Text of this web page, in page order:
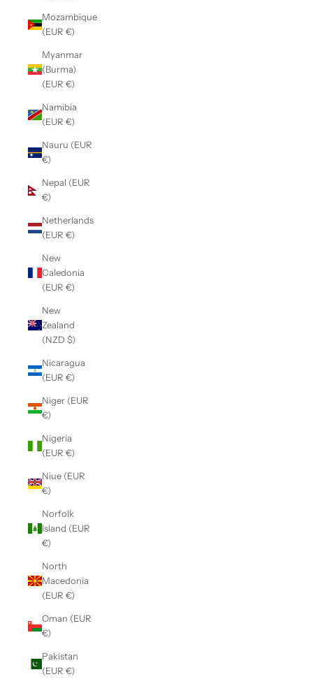
Mozambique
(EUR €)
Myanmar
(Burma)
(EUR €)
Namibia
(EUR €)
Nauru (EUR
€)
Nepal (EUR
€)
Netherlands
(EUR €)
New
Caledonia
(EUR €)
New
Zealand
(NZD $)
Nicaragua
(EUR €)
Niger (EUR
€)
Nigeria
(EUR €)
Niue (EUR
€)
Norfolk
Island (EUR
€)
North
Macedonia
(EUR €)
Oman (EUR
€)
Pakistan
(EUR €)